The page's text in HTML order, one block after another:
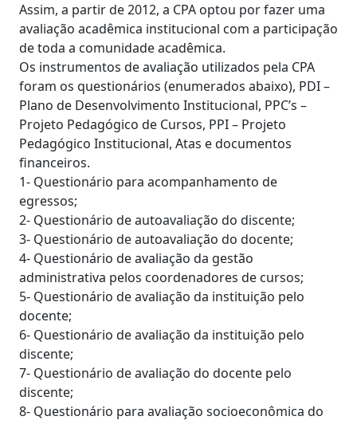
Assim, a partir de 2012, a CPA optou por fazer uma
avaliação acadêmica institucional com a participação
de toda a comunidade acadêmica.
Os instrumentos de avaliação utilizados pela CPA
foram os questionários (enumerados abaixo), PDI –
Plano de Desenvolvimento Institucional, PPC’s –
Projeto Pedagógico de Cursos, PPI – Projeto
Pedagógico Institucional, Atas e documentos
financeiros.
1- Questionário para acompanhamento de
egressos;
2- Questionário de autoavaliação do discente;
3- Questionário de autoavaliação do docente;
4- Questionário de avaliação da gestão
administrativa pelos coordenadores de cursos;
5- Questionário de avaliação da instituição pelo
docente;
6- Questionário de avaliação da instituição pelo
discente;
7- Questionário de avaliação do docente pelo
discente;
8- Questionário para avaliação socioeconômica do